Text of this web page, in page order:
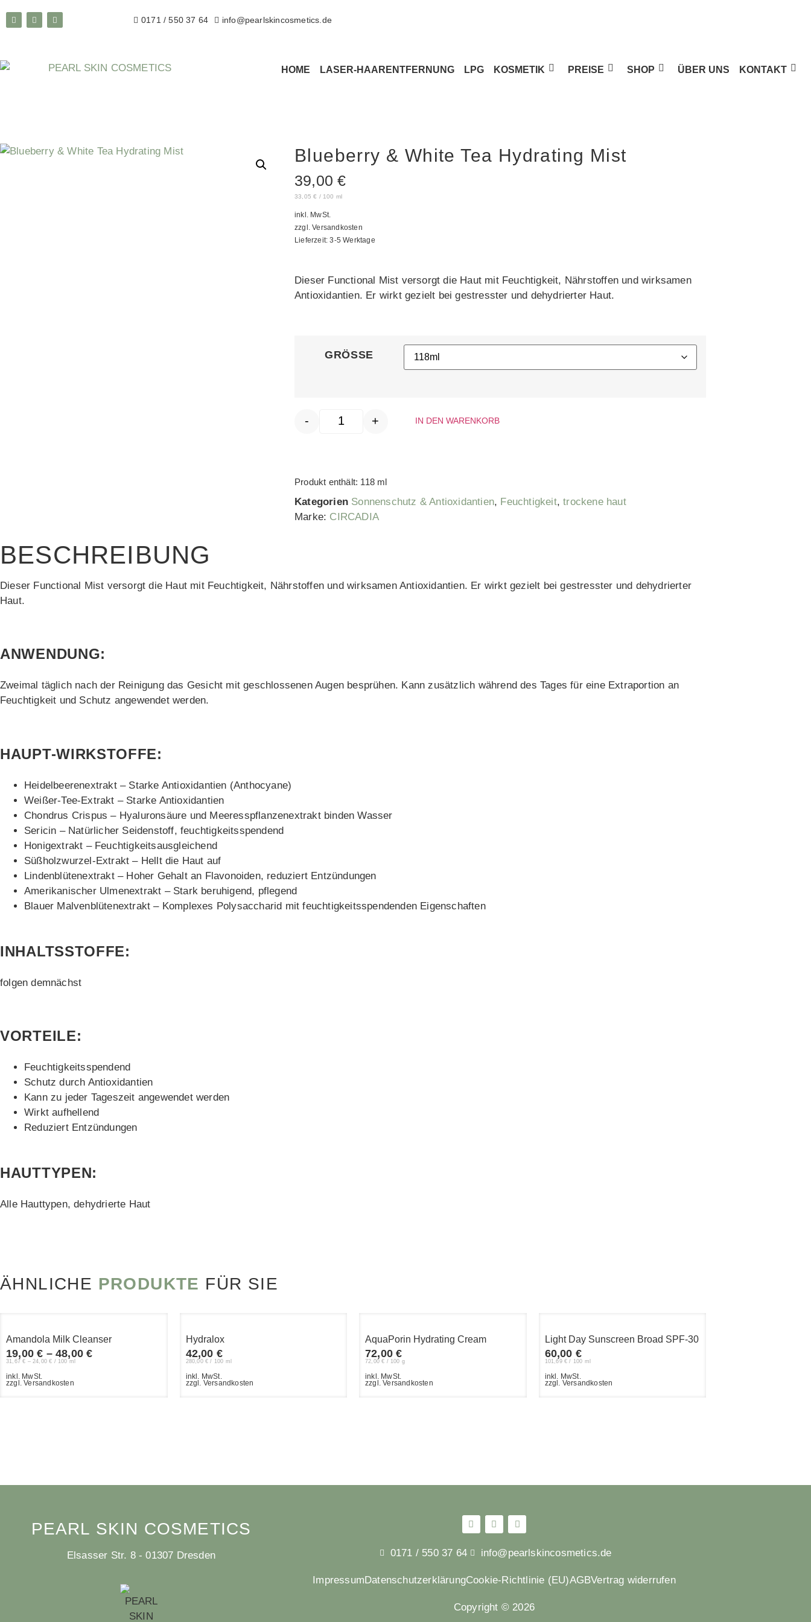
0171 / 550 37 64 info@pearlskincosmetics.de
HOME LASER-HAARENTFERNUNG LPG KOSMETIK PREISE SHOP ÜBER UNS KONTAKT
Blueberry & White Tea Hydrating Mist
39,00€
33,05€ / 100 ml
inkl. MwSt.
zzgl. Versandkosten
Lieferzeit:3-5 Werktage
Dieser Functional Mist versorgt die Haut mit Feuchtigkeit, Nährstoffen und wirksamen
Antioxidantien. Er wirkt gezielt bei gestresster und dehydrierter Haut.
GRÖSSE
- + IN DEN WARENKORB
Produkt enthält: 118 ml
Kategorien Sonnenschutz & Antioxidantien, Feuchtigkeit,trockene haut
Marke: CIRCADIA
BESCHREIBUNG
Dieser Functional Mist versorgt die Haut mit Feuchtigkeit, Nährstoffen und wirksamen Antioxidantien. Er wirkt gezielt bei gestresster und dehydrierter
Haut.
ANWENDUNG:
Zweimal täglich nach der Reinigung das Gesicht mit geschlossenen Augen besprühen. Kann zusätzlich während des Tages für eine Extraportion an
Feuchtigkeit und Schutz angewendet werden.
HAUPT-WIRKSTOFFE:
Heidelbeerenextrakt – Starke Antioxidantien (Anthocyane)
Weißer-Tee-Extrakt – Starke Antioxidantien
Chondrus Crispus – Hyaluronsäure und Meeresspflanzenextrakt binden Wasser
Sericin – Natürlicher Seidenstoff, feuchtigkeitsspendend
Honigextrakt – Feuchtigkeitsausgleichend
Süßholzwurzel-Extrakt – Hellt die Haut auf
Lindenblütenextrakt – Hoher Gehalt an Flavonoiden, reduziert Entzündungen
Amerikanischer Ulmenextrakt – Stark beruhigend, pflegend
Blauer Malvenblütenextrakt – Komplexes Polysaccharid mit feuchtigkeitsspendenden Eigenschaften
INHALTSSTOFFE:
folgen demnächst
VORTEILE:
Feuchtigkeitsspendend
Schutz durch Antioxidantien
Kann zu jeder Tageszeit angewendet werden
Wirkt aufhellend
Reduziert Entzündungen
HAUTTYPEN:
Alle Hauttypen, dehydrierte Haut
ÄHNLICHE PRODUKTE FÜR SIE
Amandola Milk Cleanser
19,00€ –48,00€
31,67€ –24,00€ / 100 ml
inkl. MwSt.
zzgl. Versandkosten
Hydralox
42,00 €
280,00 € / 100 ml
inkl. MwSt.
zzgl. Versandkosten
AquaPorin Hydrating Cream
72,00€
72,00€ / 100 g
inkl. MwSt.
zzgl. Versandkosten
Light Day Sunscreen Broad SPF-30
60,00 €
101,69 € / 100 ml
inkl. MwSt.
zzgl. Versandkosten
PEARL SKIN COSMETICS
Elsasser Str. 8 - 01307 Dresden 0171 / 550 37 64 info@pearlskincosmetics.de
Impressum DatenschutzerklärungCookie-Richtlinie (EU)AGBVertrag widerrufen
Copyright © 2026